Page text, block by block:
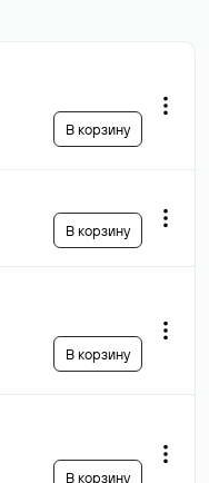
В корзину
В корзину
В корзину
В корзину